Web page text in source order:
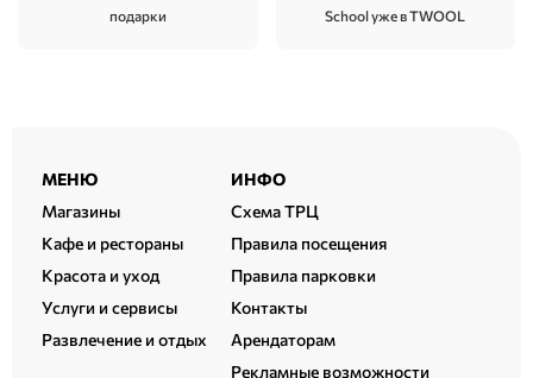
подарки
School уже в TWOOL
Расширенный
подвал
МЕНЮ
Магазины
Кафе и рестораны
Красота и уход
Услуги и сервисы
Развлечение и отдых
ИНФО
Схема ТРЦ
Правила посещения
Правила парковки
Контакты
Арендаторам
Рекламные возможности